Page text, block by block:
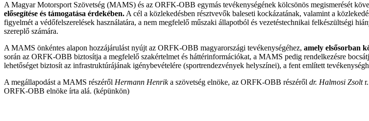
A Magyar Motorsport Szövetség (MAMS) és az ORFK-OBB egymás tevékenységének kölcsönös megismerését
elősegítése és támogatása érdekében. A cél a közlekedésben résztvevők baleseti kockázatának, valamint a
figyelmét a védőfelszerelések használatára, a nem megfelelő műszaki állapotból és vezetéstechnikai felkészültségi
szereplő számára.
A MAMS önkéntes alapon hozzájárulást nyújt az ORFK-OBB magyarországi tevékenységéhez, amely elsősorban
során az ORFK-OBB biztosítja a megfelelő szakértelmet és háttérinformációkat, a MAMS pedig rendelkezésre
lehetőséget biztosít az infrastruktúrájának igénybevételére (sportrendezvények helyszínei), a fent említett
A megállapodást a MAMS részéről Hermann Henrika szövetség elnöke, az ORFK-OBB részéről dr. Halmosi Zsoltr.
ORFK-OBB elnöke írta alá. (képünkön)